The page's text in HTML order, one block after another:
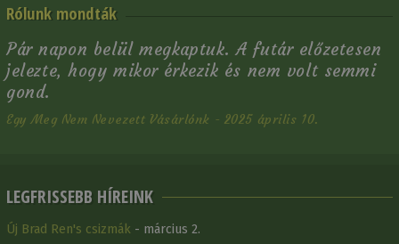
Rólunk mondták
Pár napon belül megkaptuk. A futár előzetesen
jelezte, hogy mikor érkezik és nem volt semmi
gond.
Egy Meg Nem Nevezett Vásárlónk - 2025 április 10.
LEGFRISSEBB HÍREINK
Új Brad Ren's csizmák - március 2.